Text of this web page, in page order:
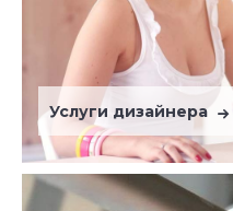
Услуги дизайнера